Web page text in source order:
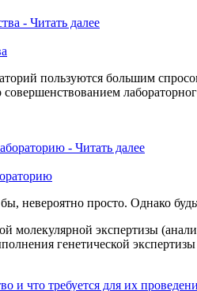
пользуются большим
совершенствованием
невероятно просто. Однако
молекулярной экспертизы
генетической